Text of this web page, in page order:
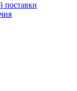
поставки